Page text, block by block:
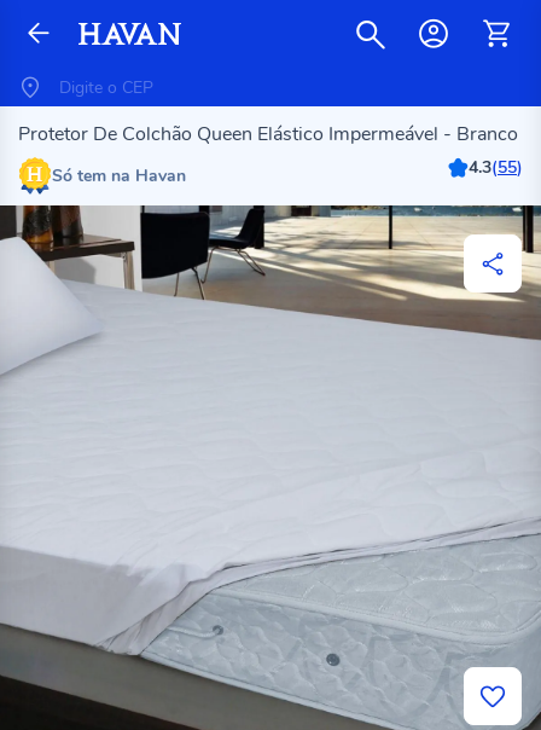
Protetor De Colchão Queen Elástico Impermeável - Branco
Só tem na Havan 4.3(55)